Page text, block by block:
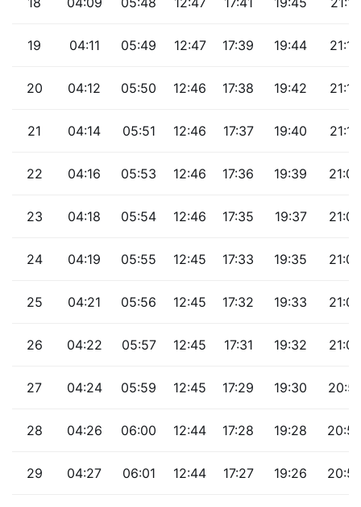
19 04:11 05:49 12:47 17:39 19:44 21:15
20 04:12 05:50 12:46 17:38 19:42 21:12
21 04:14 05:51 12:46 17:37 19:40 21:10
22 04:16 05:53 12:46 17:36 19:39 21:08
23 04:18 05:54 12:46 17:35 19:37 21:06
24 04:19 05:55 12:45 17:33 19:35 21:04
25 04:21 05:56 12:45 17:32 19:33 21:02
26 04:22 05:57 12:45 17:31 19:32 21:00
27 04:24 05:59 12:45 17:29 19:30
28 04:26 06:00 12:44 17:28 19:28
29 04:27 06:01 12:44 17:27 19:26